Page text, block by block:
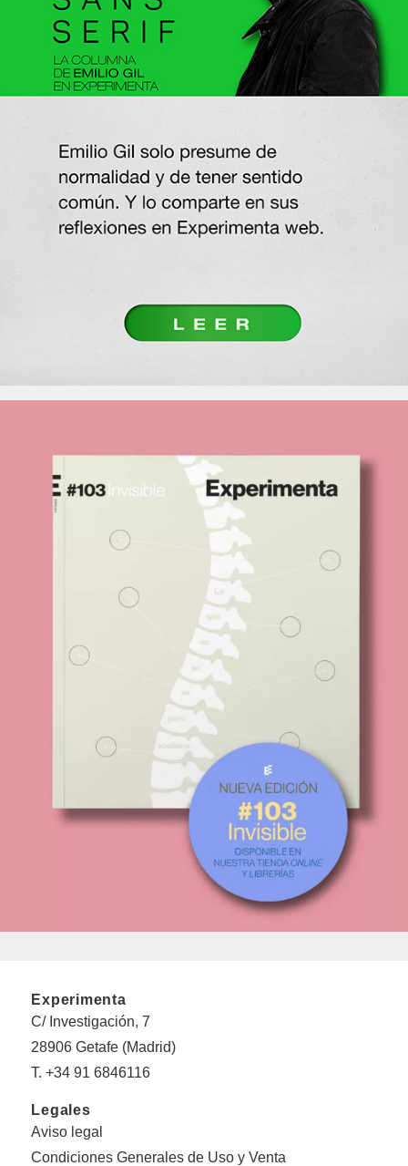
Experimenta
C/ Investigación, 7
28906 Getafe (Madrid)
T. +34 91 6846116
Legales
Aviso legal
Condiciones Generales de Uso y Venta